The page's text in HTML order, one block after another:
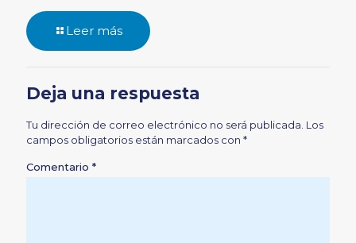
Leer más
Deja una respuesta
Tu dirección de correo electrónico no será publicada. Los
campos obligatorios están marcados con *
Comentario *